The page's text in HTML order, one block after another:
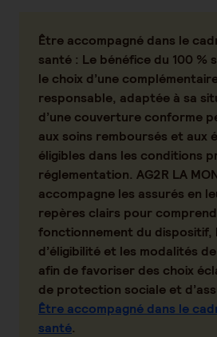
Être accompagné dans le
santé : Le bénéfice du 100 %
le choix d’une
responsable, adaptée à sa
d’une couverture conforme
aux soins remboursés et aux
éligibles dans les conditions
réglementation. AG2R LA
accompagne les assurés en
repères clairs pour
fonctionnement du dispositif,
d’éligibilité et les modalités
afin de favoriser des choix
de protection sociale et
Être accompagné dans le
santé.